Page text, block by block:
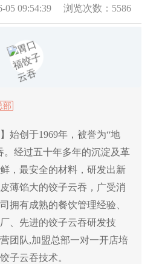
05 09:54:39 浏览次数： 5586
部
始创于1969年，被誉为“地
。经过五十年多年的沉淀及革
，最安全的材料，研发出新
薄馅大的饺子云吞，广受消
拥有成熟的餐饮管理经验、
、先进的饺子云吞研发技
团队,加盟总部一对一开店培
子云吞技术。